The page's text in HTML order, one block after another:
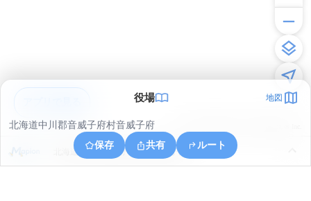
役場 地図
北海道中川郡音威子府村音威子府
保存
共有 ルート
北海道中川郡音威子府村字音威子府